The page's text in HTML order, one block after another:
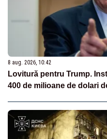
8 aug. 2026, 10:42
Lovitură pentru Trump.
400 de milioane de dolari